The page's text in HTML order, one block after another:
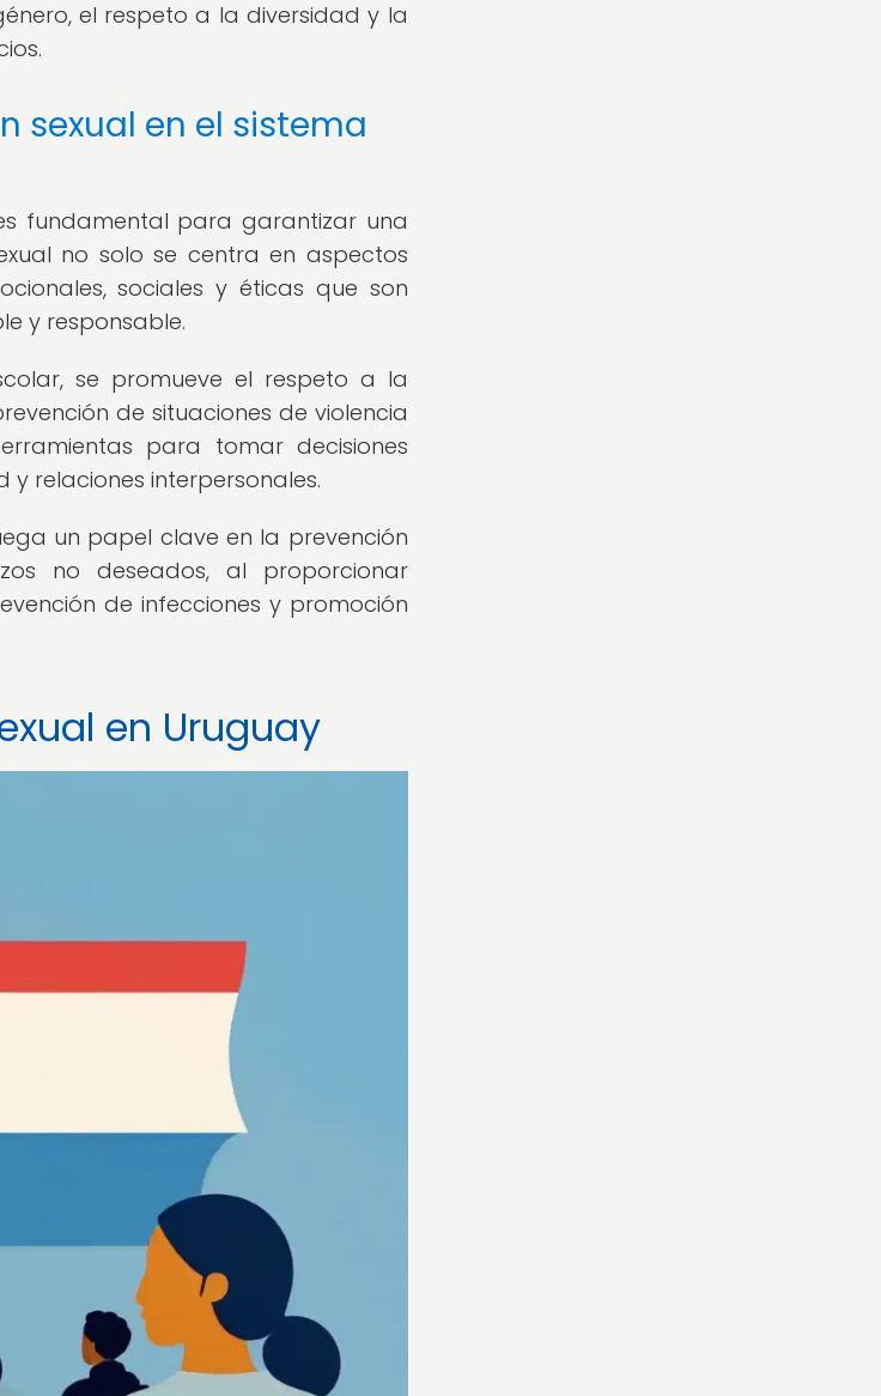
el respeto a la diversidad y la
sexual en el sistema
fundamental para garantizar una
no solo se centra en aspectos
sociales y éticas que son
y responsable.
se promueve el respeto a la
de situaciones de violencia
para tomar decisiones
relaciones interpersonales.
un papel clave en la prevención
no deseados, al proporcionar
de infecciones y promoción
en Uruguay